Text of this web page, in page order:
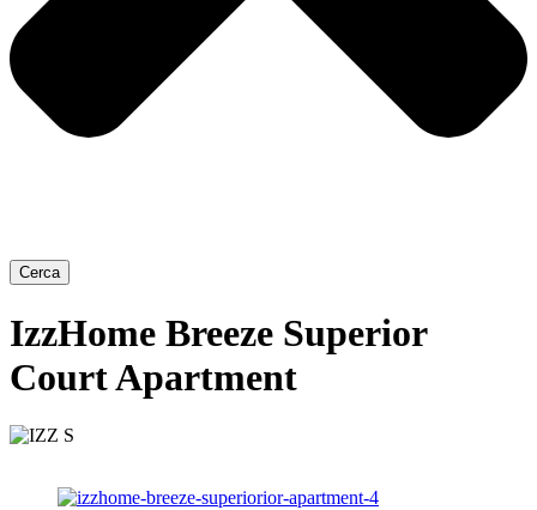
Cerca
IzzHome Breeze Superior
Court Apartment